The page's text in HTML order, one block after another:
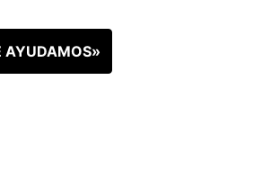
AYUDAMOS»